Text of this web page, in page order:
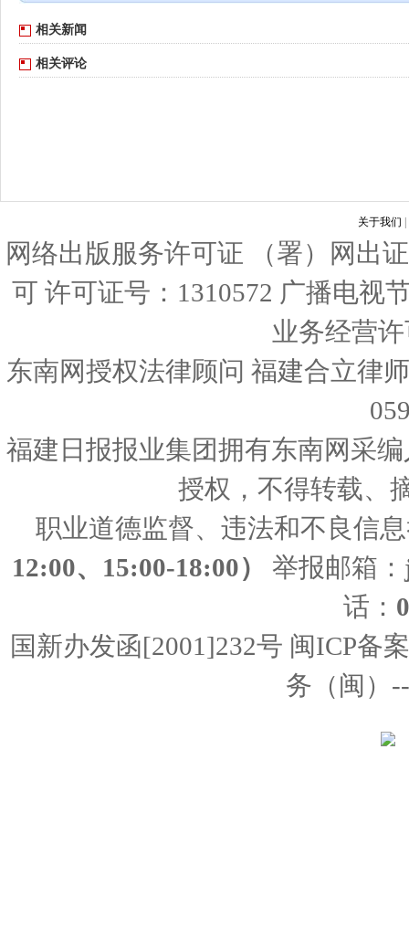
相关新闻
相关评论
关于我们
网络出版服务许可证 （署）网出
可 许可证号：1310572 广播电视
业务经营
东南网授权法律顾问 福建合立律
福建日报报业集团拥有东南网采
授权，不得转载、
职业道德监督、违法和不良信
12:00、15:00-18:00）
举报邮箱：
话：
国新办发函[2001]232号 闽ICP备
务（闽）